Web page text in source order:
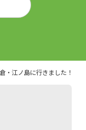
・江ノ島に行きました！